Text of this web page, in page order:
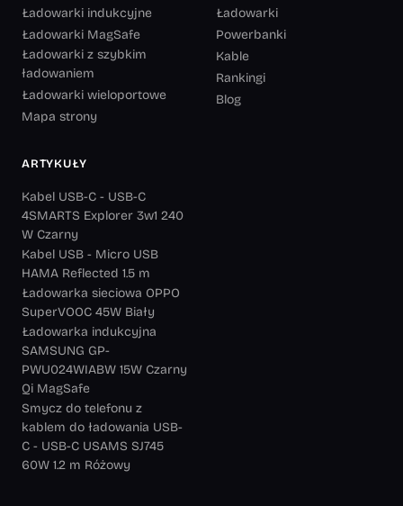
Ładowarki indukcyjne
Ładowarki MagSafe
Ładowarki z szybkim
ładowaniem
Ładowarki wieloportowe
Mapa strony
Ładowarki
Powerbanki
Kable
Rankingi
Blog
ARTYKUŁY
Kabel USB-C - USB-C
4SMARTS Explorer 3w1 240
W Czarny
Kabel USB - Micro USB
HAMA Reflected 1.5 m
Ładowarka sieciowa OPPO
SuperVOOC 45W Biały
Ładowarka indukcyjna
SAMSUNG GP-
PWU024WIABW 15W Czarny
Qi MagSafe
Smycz do telefonu z
kablem do ładowania USB-
C - USB-C USAMS SJ745
60W 1.2 m Różowy